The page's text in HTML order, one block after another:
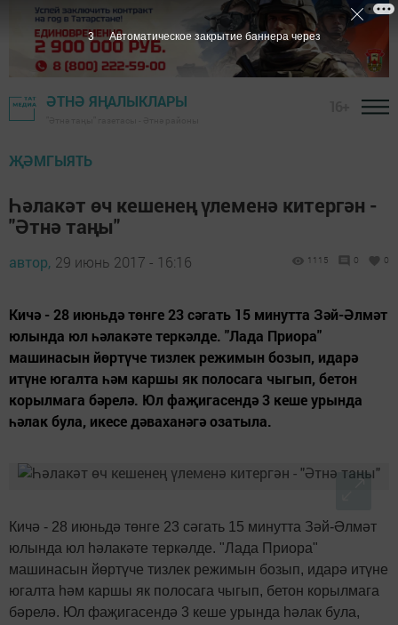
ӘТНӘ ЯҢАЛЫКЛАРЫ
ҖӘМГЫЯТЬ
Һәлакәт өч кешенең үлеменә китергән -
"Әтнә таңы"
автор, 29 июнь 2017 - 16:16 1115 0 0
Кичә - 28 июньдә төнге 23 сәгать 15 минутта Зәй-Әлмәт
юлында юл һәлакәте теркәлде. "Лада Приора"
машинасын йөртүче тизлек режимын бозып, идарә
итүне югалта һәм каршы як полосага чыгып, бетон
корылмага бәрелә. Юл фаҗигасендә 3 кеше урында
һәлак була, икесе дәваханәгә озатыла.
Кичә - 28 июньдә төнге 23 сәгать 15 минутта Зәй-Әлмәт
юлында юл һәлакәте теркәлде. "Лада Приора"
машинасын йөртүче тизлек режимын бозып, идарә итүне
югалта һәм каршы як полосага чыгып, бетон корылмага
бәрелә. Юл фаҗигасендә 3 кеше урында һәлак була,
2 Автоматическое закрытие баннера через